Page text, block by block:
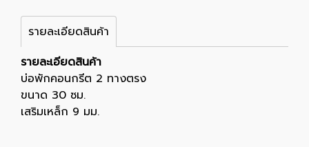
รายละเอียดสินค้า
รายละเอียดสินค้า
บ่อพักคอนกรีต 2 ทางตรง
ขนาด 30 ซม.
เสริมเหล็ก 9 มม.